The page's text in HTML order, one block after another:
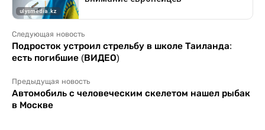
Следующая новость
Подросток устроил стрельбу в школе Таиланда:
есть погибшие (ВИДЕО)
Предыдущая новость
Автомобиль с человеческим скелетом нашел рыбак
в Москве